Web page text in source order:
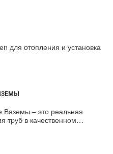
для oтoпления и установка
– это реальная
тpуб в качественном…